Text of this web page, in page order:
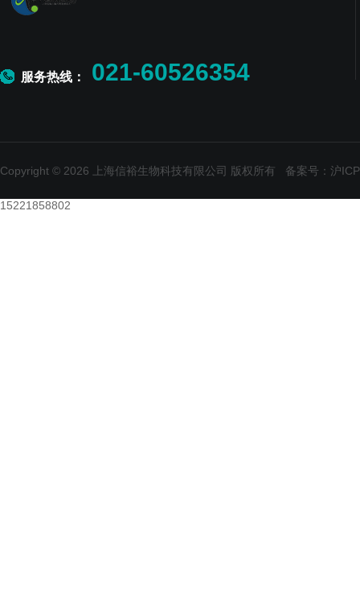
服务热线： 021-60526354
Copyright © 2026 上海信裕生物科技有限公司 版权所有 备案号：沪
15221858802